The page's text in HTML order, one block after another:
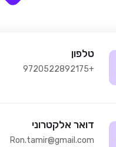
טלפון
+9720522892175
דואר אלקטרוני
Ron.tamir@gmail.com